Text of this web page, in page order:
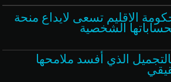
الاقليم تسعى لايداع منحة
الشخصية
الذي أفسد ملامحها